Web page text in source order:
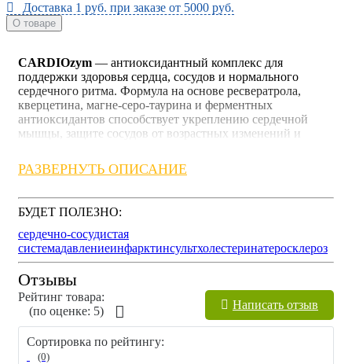
Доставка 1 руб. при заказе от 5000 руб.
О товаре
CARDIOzym — антиоксидантный комплекс для
поддержки здоровья сердца, сосудов и нормального
сердечного ритма. Формула на основе ресвератрола,
кверцетина, магне-серо-таурина и ферментных
антиоксидантов способствует укреплению сердечной
мышцы, защите сосудов от возрастных изменений и
Комплекс помогает снизить утомляемость, поддерживает
эластичность сосудов и способствует профилактике
комплексной поддержки организма при стрессе,
нарушениях кровообращения и возрастных изменениях.
Показания:
Поддерживает здоровье сердца и сосудов
Помогает замедлять развитие атеросклероза
Способствует нормализации давления и сердечного
ритма
Улучшает состояние сосудов сердца и мозга
РАЗВЕРНУТЬ ОПИСАНИЕ
БУДЕТ ПОЛЕЗНО:
сердечно-сосудистая
системадавлениеинфарктинсультхолестеринатеросклероз
Отзывы
Написать отзыв
Рейтинг товара:
(по оценкe: 5)
Сортировка по рейтингу:
(0)